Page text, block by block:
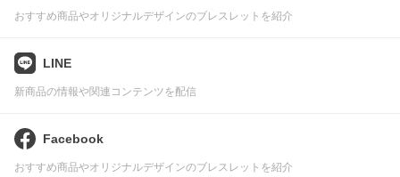
おすすめ商品やオリジナルデザインのブレスレットを紹介
LINE
新商品の情報や関連コンテンツを配信
Facebook
おすすめ商品やオリジナルデザインのブレスレットを紹介